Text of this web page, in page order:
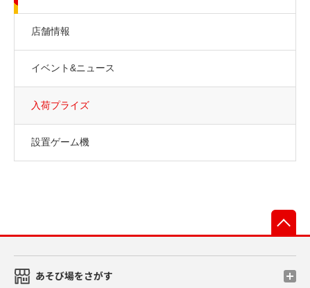
店舗情報
イベント&ニュース
入荷プライズ
設置ゲーム機
あそび場をさがす